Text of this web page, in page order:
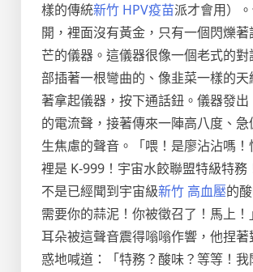
樣的傳統新竹 HPV疫苗派才會用）
開，裡面沒有黃金，只有一個閃爍
芒的儀器。這儀器很像一個老式的
部插著一根彎曲的、像韭菜一樣的
著拿起儀器，按下通話鈕。儀器發
的電流聲，接著傳來一陣高八度、
生焦慮的聲音。「喂！是廖沾沾嗎
裡是 K-999！宇宙水餃聯盟特級特務
不是已經聞到宇宙級新竹 高血壓的
需要你的蒜泥！你被徵召了！馬上！
耳朵被這聲音震得嗡嗡作響，他捏著
惑地喊道：「特務？酸味？等等！我